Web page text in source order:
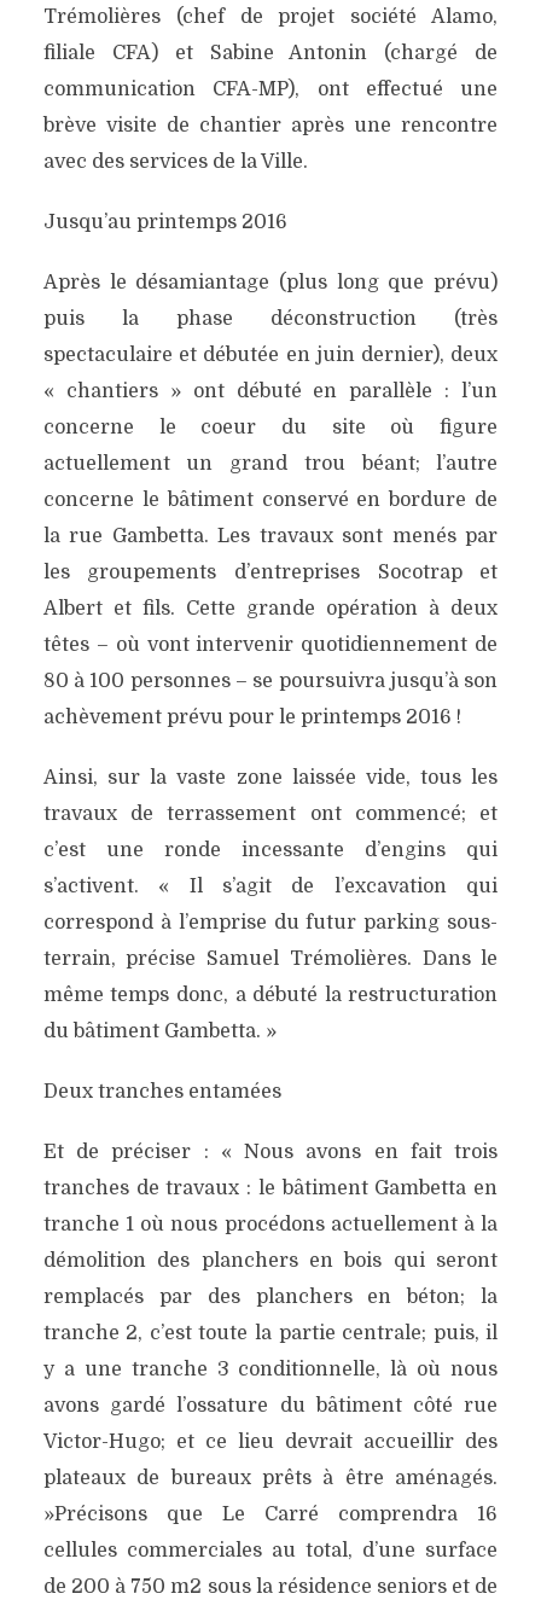
Trémolières (chef de projet société Alamo,
filiale CFA) et Sabine Antonin (chargé de
communication CFA-MP), ont effectué une
brève visite de chantier après une rencontre
avec des services de la Ville.
Jusqu’au printemps 2016
Après le désamiantage (plus long que prévu)
puis la phase déconstruction (très
spectaculaire et débutée en juin dernier), deux
« chantiers » ont débuté en parallèle : l’un
concerne le coeur du site où figure
actuellement un grand trou béant; l’autre
concerne le bâtiment conservé en bordure de
la rue Gambetta. Les travaux sont menés par
les groupements d’entreprises Socotrap et
Albert et fils. Cette grande opération à deux
têtes – où vont intervenir quotidiennement de
80 à 100 personnes – se poursuivra jusqu’à son
achèvement prévu pour le printemps 2016 !
Ainsi, sur la vaste zone laissée vide, tous les
travaux de terrassement ont commencé; et
c’est une ronde incessante d’engins qui
s’activent. « Il s’agit de l’excavation qui
correspond à l’emprise du futur parking sous-
terrain, précise Samuel Trémolières. Dans le
même temps donc, a débuté la restructuration
du bâtiment Gambetta. »
Deux tranches entamées
Et de préciser : « Nous avons en fait trois
tranches de travaux : le bâtiment Gambetta en
tranche 1 où nous procédons actuellement à la
démolition des planchers en bois qui seront
remplacés par des planchers en béton; la
tranche 2, c’est toute la partie centrale; puis, il
y a une tranche 3 conditionnelle, là où nous
avons gardé l’ossature du bâtiment côté rue
Victor-Hugo; et ce lieu devrait accueillir des
plateaux de bureaux prêts à être aménagés.
»Précisons que Le Carré comprendra 16
cellules commerciales au total, d’une surface
de 200 à 750 m2 sous la résidence seniors et de